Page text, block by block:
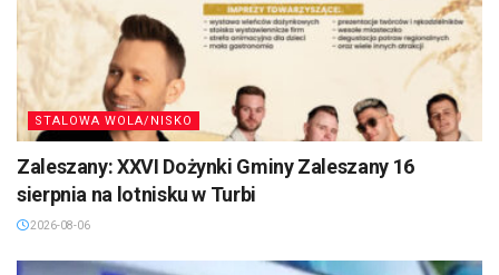
STALOWA WOLA/NISKO
Zaleszany: XXVI Dożynki Gminy Zaleszany 16
sierpnia na lotnisku w Turbi
2026-08-06